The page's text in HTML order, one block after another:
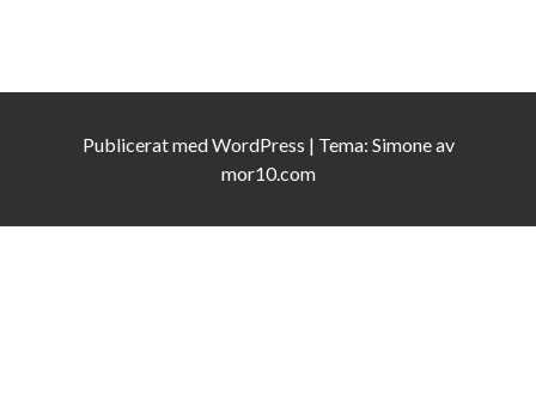
Publicerat medWordPress | Tema: Simoneav
mor10.com